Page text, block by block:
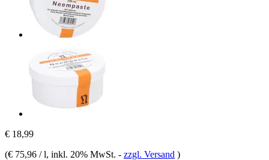
€ 18,99
(€ 75,96 / l, inkl. 20% MwSt. - zzgl. Versand )